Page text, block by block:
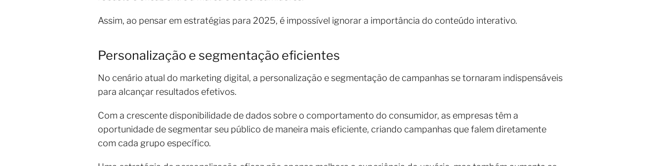
Assim, ao pensar em estratégias para 2025, é impossível ignorar a importância do conteúdo interativo.
Personalização e segmentação eficientes
No cenário atual do marketing digital, a personalização e segmentação de campanhas se tornaram indispensáveis
para alcançar resultados efetivos.
Com a crescente disponibilidade de dados sobre o comportamento do consumidor, as empresas têm a
oportunidade de segmentar seu público de maneira mais eficiente, criando campanhas que falem diretamente
com cada grupo específico.